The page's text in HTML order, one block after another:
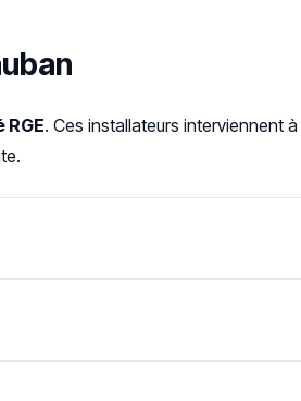
RGE. Ces installateurs interviennent